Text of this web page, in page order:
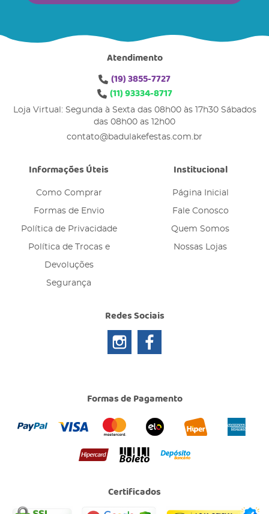
Atendimento
(19)3855-7727
(11)93334-8717
Loja Virtual: Segunda à Sexta das 08h00 às 17h30 Sábados
das 08h00 as 12h00
contato@badulakefestas.com.br
Informações Úteis
Como Comprar
Formas de Envio
Política de Privacidade
Política de Trocas e
Devoluções
Segurança
Institucional
Página Inicial
Fale Conosco
Quem Somos
Nossas Lojas
Redes Sociais
Formas de Pagamento
Certificados